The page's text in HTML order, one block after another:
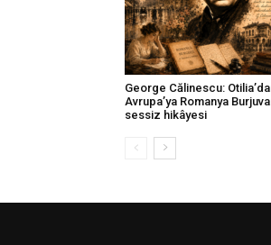
George Călinescu:
Avrupa’ya Romanya
sessiz hikâyesi